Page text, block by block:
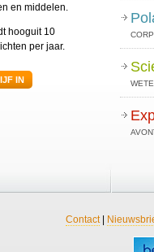
en middelen.
hooguit 10
per jaar.
IN
Contact|